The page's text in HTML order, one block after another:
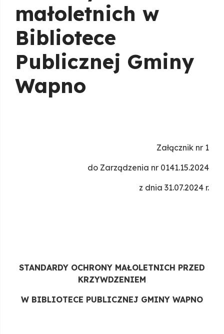
małoletnich w
Bibliotece
Publicznej Gminy
Wapno
Załącznik nr 1
do Zarządzenia nr 0141.15.2024
z dnia 31.07.2024 r.
STANDARDY OCHRONY MAŁOLETNICH PRZED
KRZYWDZENIEM
W BIBLIOTECE PUBLICZNEJ GMINY WAPNO